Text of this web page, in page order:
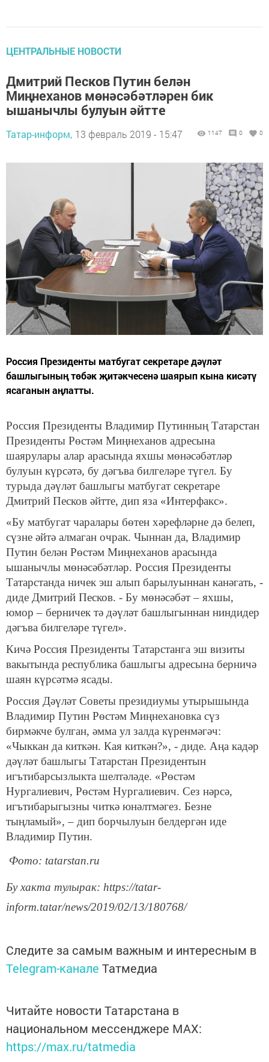
ЦЕНТРАЛЬНЫЕ НОВОСТИ
Дмитрий Песков Путин белән
Миңнеханов мөнәсәбәтләрен бик
ышанычлы булуын әйтте
Татар-информ, 13 февраль 2019 - 15:47 1147 0 0
Россия Президенты матбугат секретаре дәүләт
башлыгының төбәк җитәкчесенә шаярып кына кисәтү
ясаганын аңлатты.
Россия Президенты Владимир Путинның Татарстан
Президенты Рөстәм Миңнеханов адресына
шаярулары алар арасында яхшы мөнәсәбәтләр
булуын күрсәтә, бу дәгъва билгеләре түгел. Бу
турыда дәүләт башлыгы матбугат секретаре
Дмитрий Песков әйтте, дип яза «Интерфакс».
«Бу матбугат чаралары бөтен хәрефләрне дә белеп,
сүзне әйтә алмаган очрак. Чыннан да, Владимир
Путин белән Рөстәм Миңнеханов арасында
ышанычлы мөнәсәбәтләр. Россия Президенты
Татарстанда ничек эш алып барылуыннан канәгать, -
диде Дмитрий Песков. - Бу мөнәсәбәт – яхшы,
юмор – берничек тә дәүләт башлыгыннан ниндидер
дәгъва билгеләре түгел».
Кичә Россия Президенты Татарстанга эш визиты
вакытында республика башлыгы адресына берничә
шаян күрсәтмә ясады.
Россия Дәүләт Советы президиумы утырышында
Владимир Путин Рөстәм Миңнехановка сүз
бирмәкче булган, әмма ул залда күренмәгәч:
«Чыккан да киткән. Кая киткән?», - диде. Аңа кадәр
дәүләт башлыгы Татарстан Президентын
игътибарсызлыкта шелтәләде. «Рөстәм
Нургалиевич, Рөстәм Нургалиевич. Сез нәрсә,
игътибарыгызны читкә юнәлтмәгез. Безне
тыңламый», – дип борчылуын белдергән иде
Владимир Путин.
Фото: tatarstan.ru
Бу хакта тулырак: https://tatar-
inform.tatar/news/2019/02/13/180768/
Следите за самым важным и интересным в
Telegram-канале Татмедиа
Читайте новости Татарстана в
национальном мессенджере MАХ:
https://max.ru/tatmedia